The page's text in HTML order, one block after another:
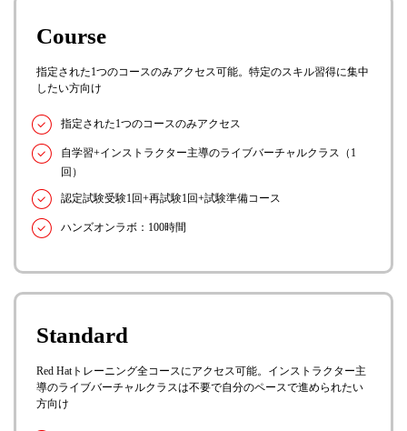
Course
指定された1つのコースのみアクセス可能。特定のスキル習得に集中
したい方向け
指定された1つのコースのみアクセス
自学習+インストラクター主導のライブバーチャルクラス（1
回）
認定試験受験1回+再試験1回+試験準備コース
ハンズオンラボ：100時間
Standard
Red Hatトレーニング全コースにアクセス可能。インストラクター主
導のライブバーチャルクラスは不要で自分のペースで進められたい
方向け